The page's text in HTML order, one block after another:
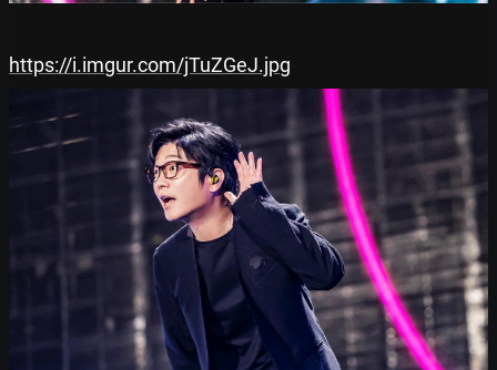
https://i.imgur.com/jTuZGeJ.jpg